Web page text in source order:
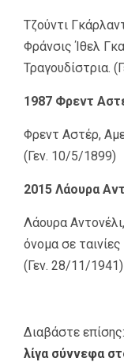
Τζούντι
Φράνσις Ίθελ
Τραγουδίστρια.
1987 Φρεντ
Φρεντ Αστέρ,
(Γεν. 10/5/1899)
2015 Λάουρα
Λάουρα
όνομα σε
(Γεν. 28/11/1941)
Διαβάστε επίσης:
λίγα σύννεφα